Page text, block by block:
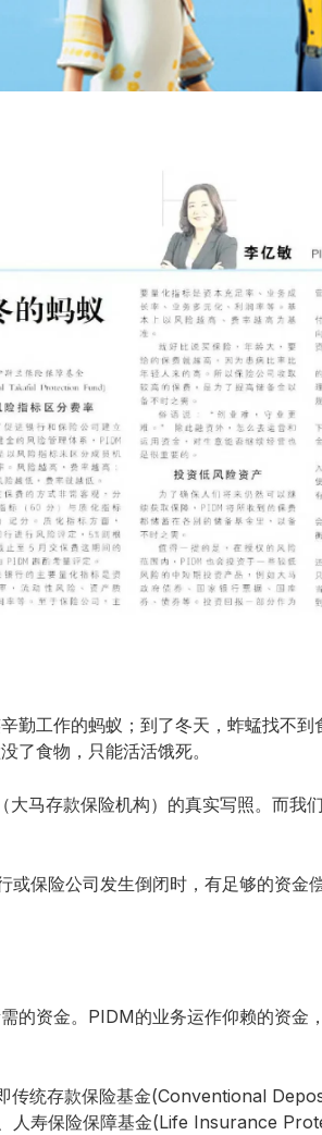
勤工作的蚂蚁；到了冬天，蚱蜢找不到
了食物，只能活活饿死。
马存款保险机构）的真实写照。而我
保险公司发生倒闭时，有足够的资金
的资金。PIDM的业务运作仰赖的资金
传统存款保险基金(Conventional
寿保险保障基金(Life Insurance